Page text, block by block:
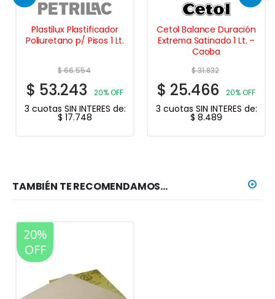
Plastilux Plastificador
Poliuretano p/ Pisos 1 Lt.
$66.554
$ 53.243 20% OFF
3 cuotas SIN INTERES de:
$ 17.748
Cetol Balance Duración
Extrema Satinado 1 Lt. –
Caoba
$31.832
$ 25.466 20% OFF
3 cuotas SIN INTERES de:
$ 8.489
TAMBIÉN TE RECOMENDAMOS…
20%
OFF